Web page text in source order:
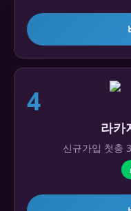
4
라카
신규가입 첫충